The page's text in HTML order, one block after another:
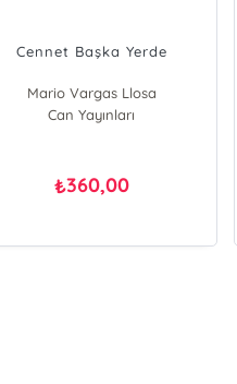
Cennet Başka Yerde
Mario Vargas Llosa
Can Yayınları
₺360,00